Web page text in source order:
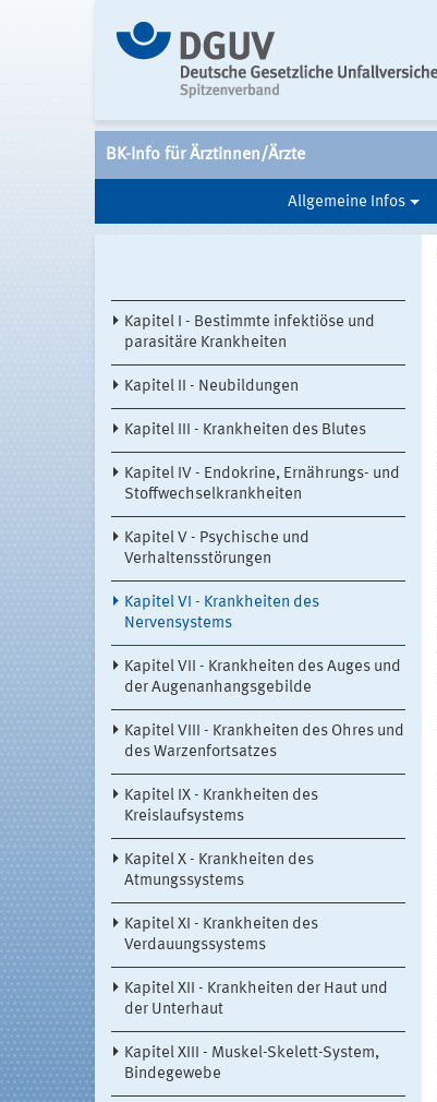
BK-Info für Ärztinnen/Ärzte
Allgemeine Infos
Kapitel I - Bestimmte infektiöse und
parasitäre Krankheiten
Kapitel II - Neubildungen
Kapitel III - Krankheiten des Blutes
Kapitel IV - Endokrine, Ernährungs- und
Stoffwechselkrankheiten
Kapitel V - Psychische und
Verhaltensstörungen
Kapitel VI - Krankheiten des
Nervensystems
Kapitel VII - Krankheiten des Auges und
der Augenanhangsgebilde
Kapitel VIII - Krankheiten des Ohres und
des Warzenfortsatzes
Kapitel IX - Krankheiten des
Kreislaufsystems
Kapitel X - Krankheiten des
Atmungssystems
Kapitel XI - Krankheiten des
Verdauungssystems
Kapitel XII - Krankheiten der Haut und
der Unterhaut
Kapitel XIII - Muskel-Skelett-System,
Bindegewebe